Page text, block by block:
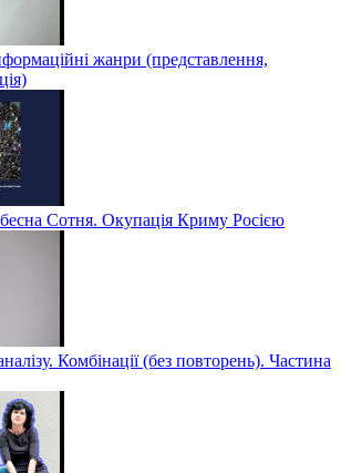
жанри (представлення,
Сотня. Окупація Криму Росією
Комбінації (без повторень). Частина